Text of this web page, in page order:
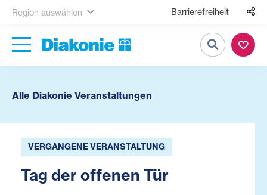
Region auswählen Barrierefreiheit
Suche
Alle Diakonie Veranstaltungen
VERGANGENE VERANSTALTUNG
Tag der offenen Tür